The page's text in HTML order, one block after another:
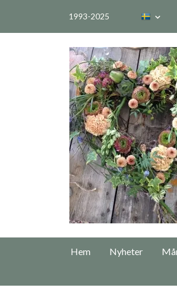
1993-2025
Hem Nyheter